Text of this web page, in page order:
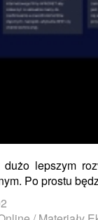
lepszym
Po prostu